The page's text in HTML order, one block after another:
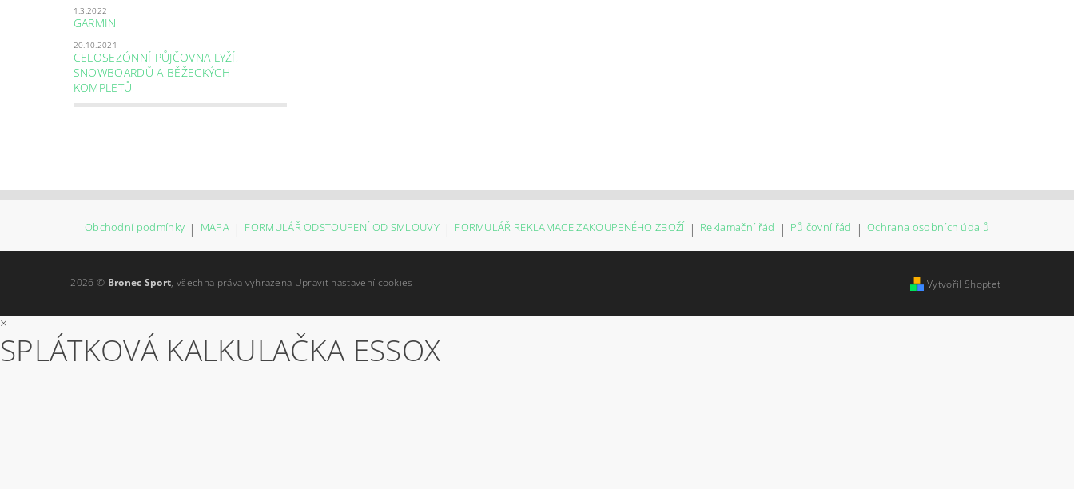
1.3.2022
GARMIN
20.10.2021
CELOSEZÓNNÍ PŮJČOVNA LYŽÍ,
SNOWBOARDŮ A BĚŽECKÝCH
KOMPLETŮ
Obchodní podmínky | MAPA | FORMULÁŘ ODSTOUPENÍ OD SMLOUVY | FORMULÁŘ REKLAMACE ZAKOUPENÉHO ZBOŽÍ | Reklamační řád | Půjčovní řád | Ochrana osobních údajů
2026 © Bronec Sport, všechna práva vyhrazena Upravit nastavení cookies Vytvořil Shoptet
×
SPLÁTKOVÁ KALKULAČKA ESSOX